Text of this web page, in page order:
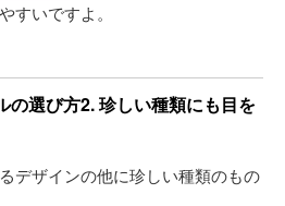
すいですよ。
の選び方2. 珍しい種類にも目を
デザインの他に珍しい種類のもの